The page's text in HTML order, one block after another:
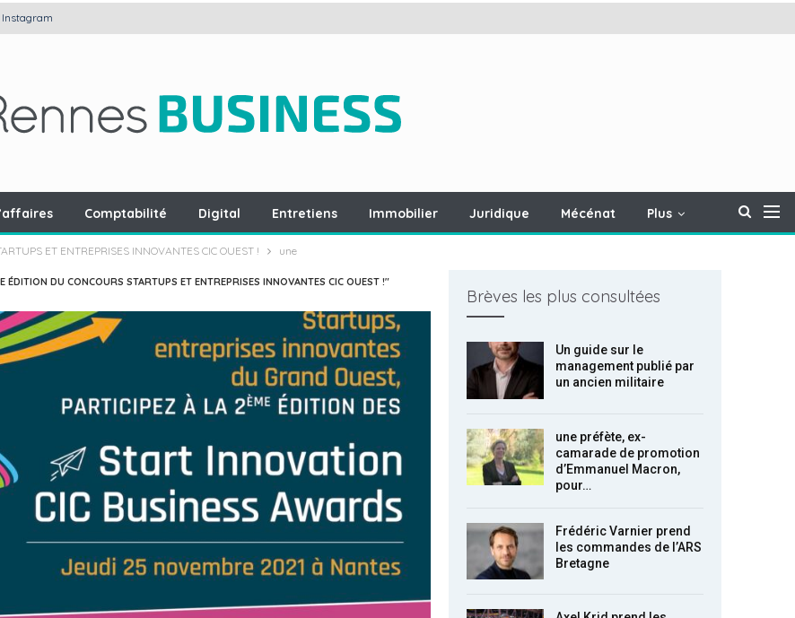
Instagram
Comptabilité Digital Entretiens Immobilier Juridique Mécénat Plus
ET ENTREPRISES INNOVANTES CIC OUEST ! une
DU CONCOURS STARTUPS ET ENTREPRISES INNOVANTES CIC OUEST !"
Brèves les plus consultées
Un guide sur le
management publié par
un ancien militaire
une préfète, ex-
camarade de promotion
d’Emmanuel Macron,
pour…
Frédéric Varnier prend
les commandes de l’ARS
Bretagne